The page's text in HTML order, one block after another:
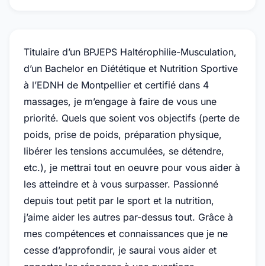
Titulaire d’un BPJEPS Haltérophilie-Musculation,
d’un Bachelor en Diététique et Nutrition Sportive
à l’EDNH de Montpellier et certifié dans 4
massages, je m’engage à faire de vous une
priorité. Quels que soient vos objectifs (perte de
poids, prise de poids, préparation physique,
libérer les tensions accumulées, se détendre,
etc.), je mettrai tout en oeuvre pour vous aider à
les atteindre et à vous surpasser. Passionné
depuis tout petit par le sport et la nutrition,
j’aime aider les autres par-dessus tout. Grâce à
mes compétences et connaissances que je ne
cesse d’approfondir, je saurai vous aider et